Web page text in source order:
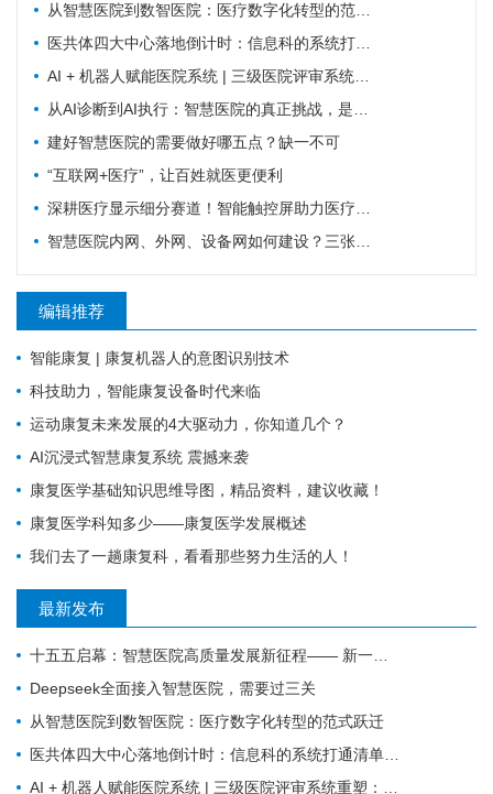
从智慧医院到数智医院：医疗数字化转型的范式跃迁
医共体四大中心落地倒计时：信息科的系统打通清单来了
AI + 机器人赋能医院系统 | 三级医院评审系统重塑：从突击迎检到长效提质
从AI诊断到AI执行：智慧医院的真正挑战，是流程重塑
建好智慧医院的需要做好哪五点？缺一不可
“互联网+医疗”，让百姓就医更便利
深耕医疗显示细分赛道！智能触控屏助力医疗行业数字化革新
智慧医院内网、外网、设备网如何建设？三张拓扑图搞清楚
编辑推荐
智能康复 | 康复机器人的意图识别技术
科技助力，智能康复设备时代来临
运动康复未来发展的4大驱动力，你知道几个？
AI沉浸式智慧康复系统 震撼来袭
康复医学基础知识思维导图，精品资料，建议收藏！
康复医学科知多少——康复医学发展概述
我们去了一趟康复科，看看那些努力生活的人！
最新发布
十五五启幕：智慧医院高质量发展新征程—— 新一代 HIS/EMR + AI + 大数据，如何成为公立医院的新引擎？
Deepseek全面接入智慧医院，需要过三关
从智慧医院到数智医院：医疗数字化转型的范式跃迁
医共体四大中心落地倒计时：信息科的系统打通清单来了
AI + 机器人赋能医院系统 | 三级医院评审系统重塑：从突击迎检到长效提质